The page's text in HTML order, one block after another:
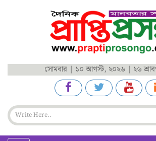
সোমবার | ১০ আগস্ট, ২০২৬ | ২৬